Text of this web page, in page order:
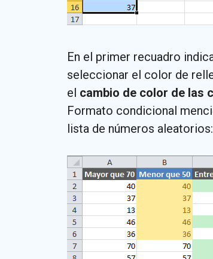
En el primer recuadro
seleccionar el color de
el cambio de color de las
Formato condicional
lista de números aleatorios: